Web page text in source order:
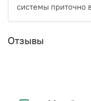
системы приточно
Отзывы